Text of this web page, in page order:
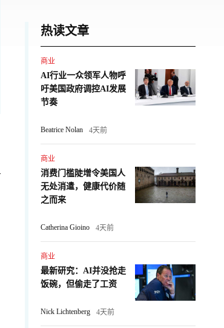
热读文章
商业
AI行业一众领军人物呼
吁美国政府调控AI发展
节奏
Beatrice Nolan 4天前
商业
消费门槛陡增令美国人
无处消遣，健康代价随
之而来
Catherina Gioino 4天前
商业
最新研究：AI并没抢走
饭碗，但偷走了工资
Nick Lichtenberg 4天前